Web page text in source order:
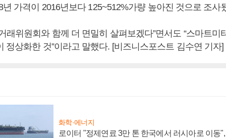
가격이 2016년보다 125~512%가량 높아진 것으로 조사
래위원회와 함께 더 면밀히 살펴보겠다”면서도 “스마트미
정상화한 것”이라고 말했다. [비즈니스포스트 김수연 기자]
화학·에너지
로이터 "정제연료 3만 톤 한국에서 러시아로 이동